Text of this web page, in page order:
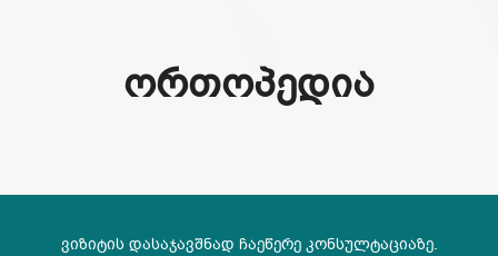
ᲝᲠᲗᲝᲞᲔᲓᲘᲐ
ვიზიტის დასაჯავშნად ჩაეწერე კონსულტაციაზე.